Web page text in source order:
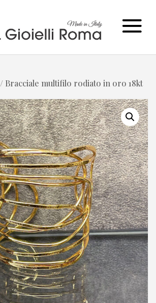
/ Bracciale multifilo rodiato in oro 18kt